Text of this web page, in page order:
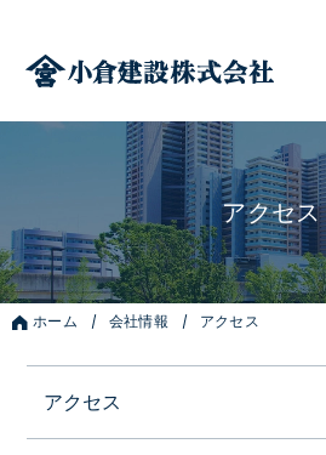
アクセス
ホーム 会社情報 アクセス
アクセス